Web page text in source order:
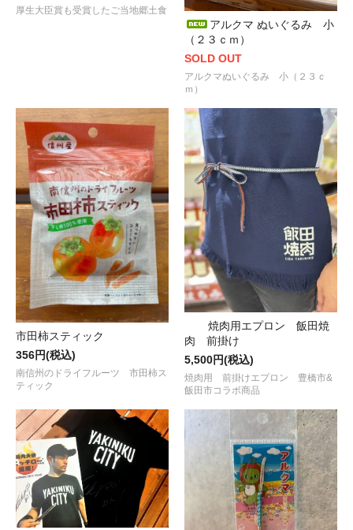
厚生大臣賞も受賞したご当地郷土食
アルクマ ぬいぐるみ 小
（２３ｃｍ）
SOLD OUT
アルクマぬいぐるみ 小（２３ｃ
ｍ）
市田柿スティック
356円(税込)
南信州のドライフルーツ 市田柿ス
ティック
焼肉用エプロン 飯田焼
肉 前掛け
5,500円(税込)
焼肉用 前掛けエプロン 豊橋市&
飯田市コラボ商品